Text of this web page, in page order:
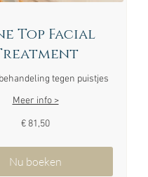
Top Facial
tegen puistjes
Meer info >
€ 81,50
Nu boeken